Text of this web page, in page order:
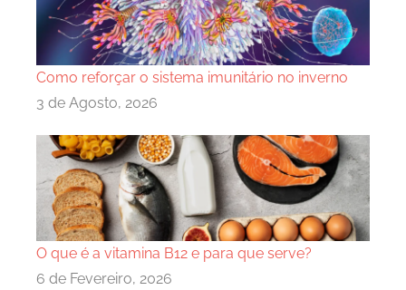
Como reforçar o sistema imunitário no inverno
3 de Agosto, 2026
O que é a vitamina B12 e para que serve?
6 de Fevereiro, 2026